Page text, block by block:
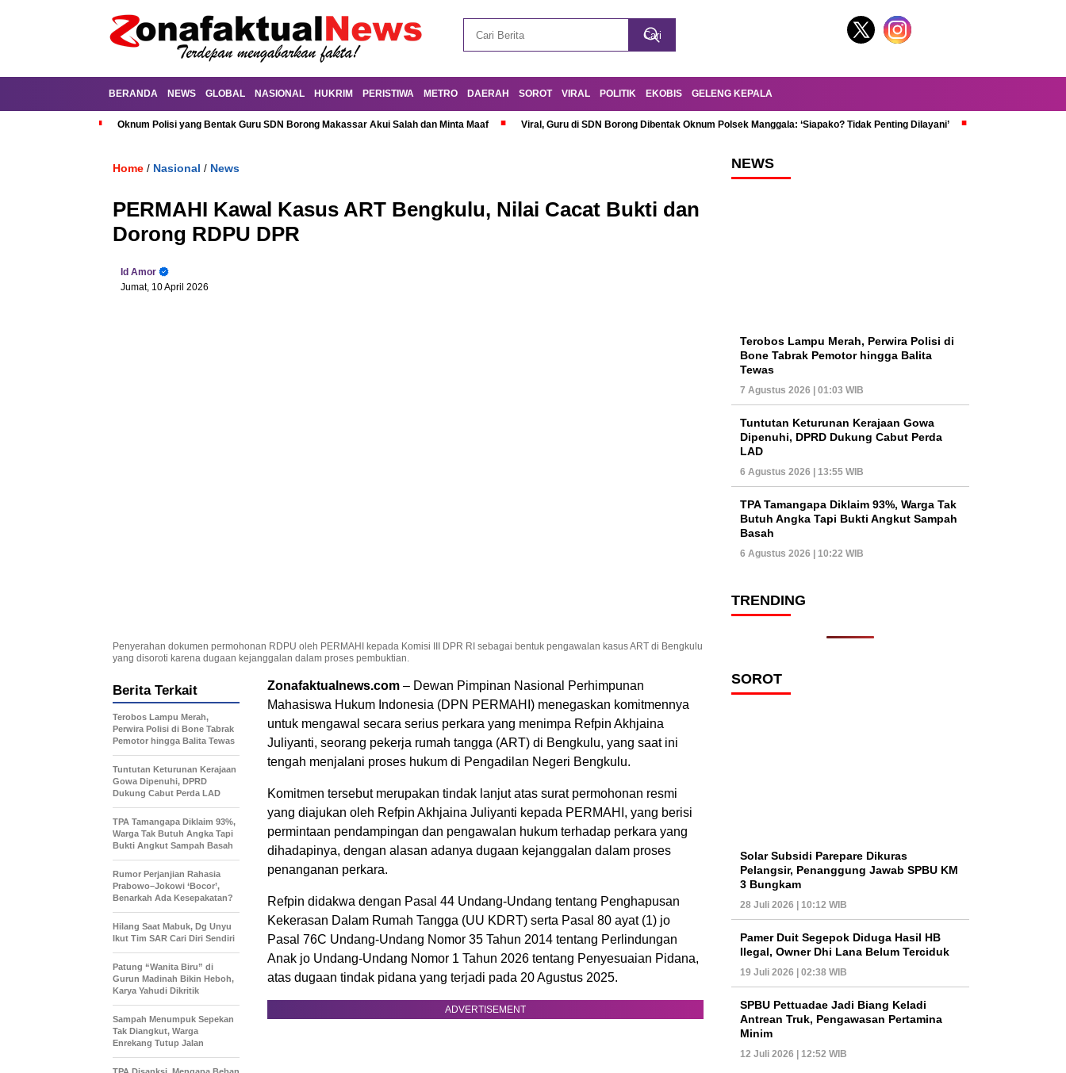
BERANDA NEWS GLOBAL NASIONAL HUKRIM PERISTIWA METRO DAERAH SOROT VIRAL POLITIK EKOBIS GELENG KEPALA
Oknum Polisi yang Bentak Guru SDN Borong Makassar Akui Salah dan Minta Maaf Viral, Guru di SDN Borong Dibentak Oknum Polsek Manggala: ‘Siapako? Tidak Penting Dilayani’
Home / Nasional / News
PERMAHI Kawal Kasus ART Bengkulu, Nilai Cacat Bukti dan
Dorong RDPU DPR
Id Amor
Jumat, 10 April 2026
Penyerahan dokumen permohonan RDPU oleh PERMAHI kepada Komisi III DPR RI sebagai bentuk pengawalan kasus ART di Bengkulu
yang disoroti karena dugaan kejanggalan dalam proses pembuktian.
Zonafaktualnews.com – Dewan Pimpinan Nasional Perhimpunan
Mahasiswa Hukum Indonesia (DPN PERMAHI) menegaskan komitmennya
untuk mengawal secara serius perkara yang menimpa Refpin Akhjaina
Juliyanti, seorang pekerja rumah tangga (ART) di Bengkulu, yang saat ini
tengah menjalani proses hukum di Pengadilan Negeri Bengkulu.
Komitmen tersebut merupakan tindak lanjut atas surat permohonan resmi
yang diajukan oleh Refpin Akhjaina Juliyanti kepada PERMAHI, yang berisi
permintaan pendampingan dan pengawalan hukum terhadap perkara yang
dihadapinya, dengan alasan adanya dugaan kejanggalan dalam proses
penanganan perkara.
Refpin didakwa dengan Pasal 44 Undang-Undang tentang Penghapusan
Kekerasan Dalam Rumah Tangga (UU KDRT) serta Pasal 80 ayat (1) jo
Pasal 76C Undang-Undang Nomor 35 Tahun 2014 tentang Perlindungan
Anak jo Undang-Undang Nomor 1 Tahun 2026 tentang Penyesuaian Pidana,
atas dugaan tindak pidana yang terjadi pada 20 Agustus 2025.
ADVERTISEMENT
Berita Terkait
Terobos Lampu Merah,
Perwira Polisi di Bone Tabrak
Pemotor hingga Balita Tewas
Tuntutan Keturunan Kerajaan
Gowa Dipenuhi, DPRD
Dukung Cabut Perda LAD
TPA Tamangapa Diklaim 93%,
Warga Tak Butuh Angka Tapi
Bukti Angkut Sampah Basah
Rumor Perjanjian Rahasia
Prabowo–Jokowi ‘Bocor’,
Benarkah Ada Kesepakatan?
Hilang Saat Mabuk, Dg Unyu
Ikut Tim SAR Cari Diri Sendiri
Patung “Wanita Biru” di
Gurun Madinah Bikin Heboh,
Karya Yahudi Dikritik
Sampah Menumpuk Sepekan
Tak Diangkut, Warga
Enrekang Tutup Jalan
TPA Disanksi, Mengapa Beban
NEWS
Terobos Lampu Merah, Perwira Polisi di
Bone Tabrak Pemotor hingga Balita
Tewas
7 Agustus 2026 | 01:03 WIB
Tuntutan Keturunan Kerajaan Gowa
Dipenuhi, DPRD Dukung Cabut Perda
LAD
6 Agustus 2026 | 13:55 WIB
TPA Tamangapa Diklaim 93%, Warga Tak
Butuh Angka Tapi Bukti Angkut Sampah
Basah
6 Agustus 2026 | 10:22 WIB
TRENDING
SOROT
Solar Subsidi Parepare Dikuras
Pelangsir, Penanggung Jawab SPBU KM
3 Bungkam
28 Juli 2026 | 10:12 WIB
Pamer Duit Segepok Diduga Hasil HB
Ilegal, Owner Dhi Lana Belum Terciduk
19 Juli 2026 | 02:38 WIB
SPBU Pettuadae Jadi Biang Keladi
Antrean Truk, Pengawasan Pertamina
Minim
12 Juli 2026 | 12:52 WIB